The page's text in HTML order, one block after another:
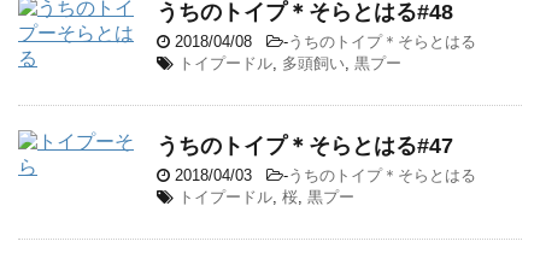
うちのトイプ＊そらとはる#48
2018/04/08 -うちのトイプ＊そらとはる
トイプードル 多頭飼い 黒プー
うちのトイプ＊そらとはる#47
2018/04/03 -うちのトイプ＊そらとはる
トイプードル 桜 黒プー